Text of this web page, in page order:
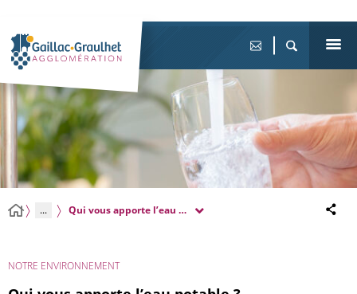
... Qui vous apporte l’eau potable ?
NOTRE ENVIRONNEMENT